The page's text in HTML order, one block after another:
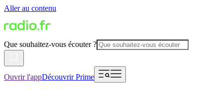
Aller au contenu
Que souhaitez-vous écouter ?
Ouvrir l'appDécouvrir Prime